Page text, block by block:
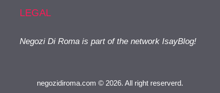
LEGAL
Negozi Di Roma is part of the network IsayBlog!
negozidiroma.com © 2026. All right reserverd.